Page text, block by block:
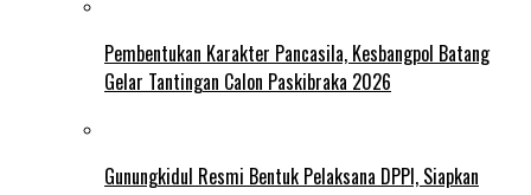
Pembentukan Karakter Pancasila, Kesbangpol Batang
Gelar Tantingan Calon Paskibraka 2026
Gunungkidul Resmi Bentuk Pelaksana DPPI, Siapkan